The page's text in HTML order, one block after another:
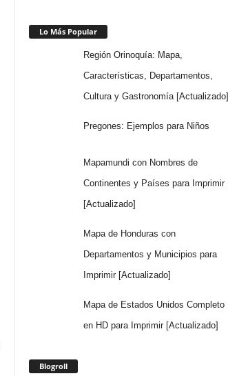
Lo Más Popular
Región Orinoquía: Mapa,
Características, Departamentos,
Cultura y Gastronomía [Actualizado]
Pregones: Ejemplos para Niños
Mapamundi con Nombres de
Continentes y Países para Imprimir
[Actualizado]
Mapa de Honduras con
Departamentos y Municipios para
Imprimir [Actualizado]
Mapa de Estados Unidos Completo
en HD para Imprimir [Actualizado]
Blogroll